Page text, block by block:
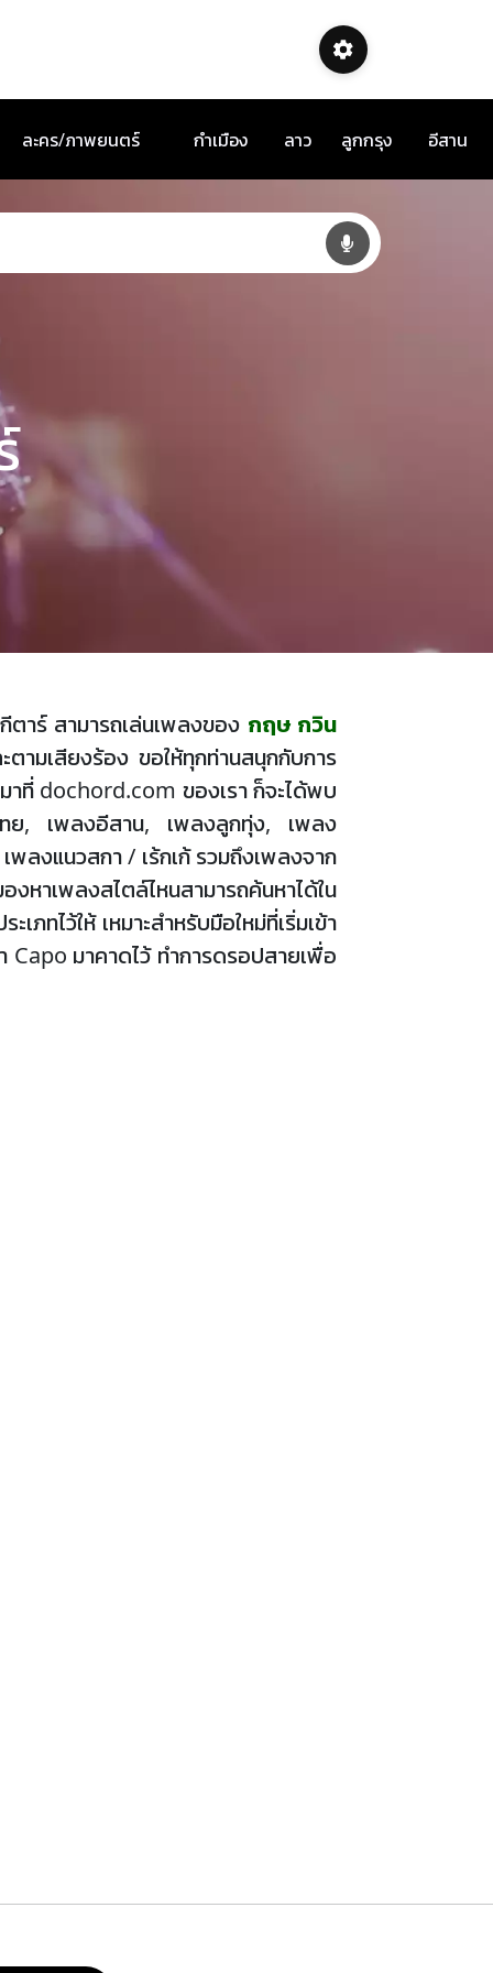
ละคร/ภาพยนตร์ กำเมือง ลาว ลูกกรุง อีสาน
าร์ สามารถเล่นเพลงของ กฤษ กวิน
ามเสียงร้อง ขอให้ทุกท่านสนุกกับการ
าที่ dochord.com ของเรา ก็จะได้พบ
ไทย, เพลงอีสาน, เพลงลูกทุ่ง, เพลง
ลงแนวสกา / เร้กเก้ รวมถึงเพลงจาก
าเพลงสไตล์ไหนสามารถค้นหาได้ใน
ทไว้ให้ เหมาะสำหรับมือใหม่ที่เริ่มเข้า
Capo มาคาดไว้ ทำการดรอปสายเพื่อ